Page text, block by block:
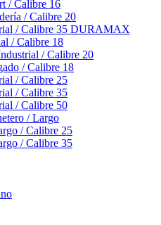
/ Calibre 16
/ Calibre 20
/ Calibre 35 DURAMAX
/ Calibre 18
/ Calibre 20
/ Calibre 18
/ Calibre 25
/ Calibre 35
/ Calibre 50
/ Largo
/ Calibre 25
/ Calibre 35